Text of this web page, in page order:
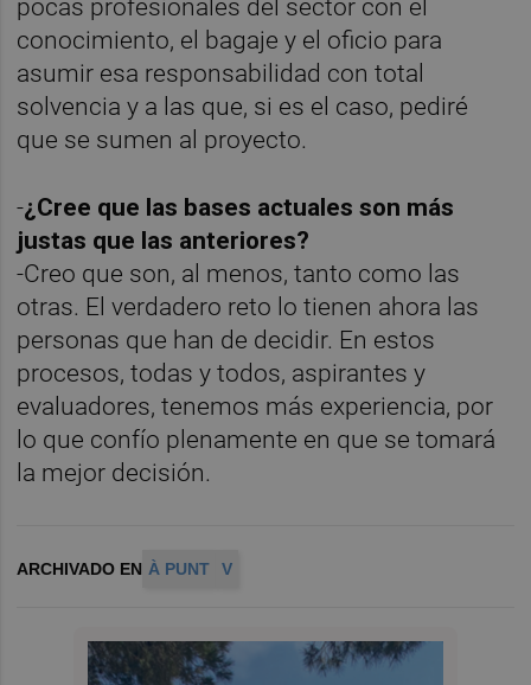
pocas profesionales del sector con el
conocimiento, el bagaje y el oficio para
asumir esa responsabilidad con total
solvencia y a las que, si es el caso, pediré
que se sumen al proyecto.
-¿Cree que las bases actuales son más
justas que las anteriores?
-Creo que son, al menos, tanto como las
otras. El verdadero reto lo tienen ahora las
personas que han de decidir. En estos
procesos, todas y todos, aspirantes y
evaluadores, tenemos más experiencia, por
lo que confío plenamente en que se tomará
la mejor decisión.
ARCHIVADO EN À PUNT V